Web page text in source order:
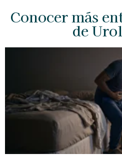
Conocer más
de